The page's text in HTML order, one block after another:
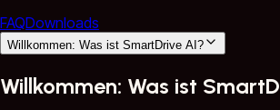
FAQDownloads
Willkommen: Was ist SmartDrive AI?
Willkommen: Was ist